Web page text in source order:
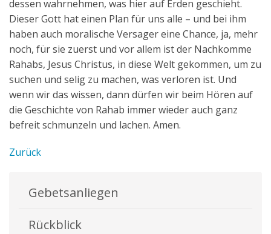
dessen wahrnehmen, was hier auf Erden geschieht.
Dieser Gott hat einen Plan für uns alle – und bei ihm
haben auch moralische Versager eine Chance, ja, mehr
noch, für sie zuerst und vor allem ist der Nachkomme
Rahabs, Jesus Christus, in diese Welt gekommen, um zu
suchen und selig zu machen, was verloren ist. Und
wenn wir das wissen, dann dürfen wir beim Hören auf
die Geschichte von Rahab immer wieder auch ganz
befreit schmunzeln und lachen. Amen.
Zurück
Gebetsanliegen
Rückblick